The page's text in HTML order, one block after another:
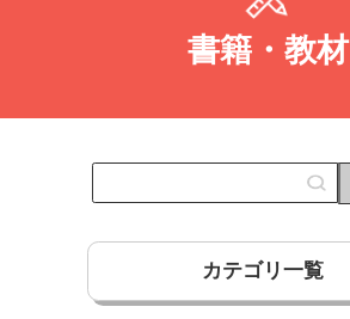
書籍・教材
カテゴリ一覧